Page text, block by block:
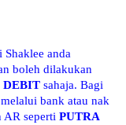
Shaklee anda
boleh dilakukan
DEBIT sahaja. Bagi
melalui bank atau nak
AR seperti PUTRA